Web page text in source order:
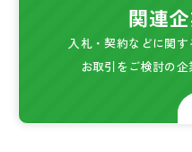
関連
入札・契約などに関す
お取引をご検討の企